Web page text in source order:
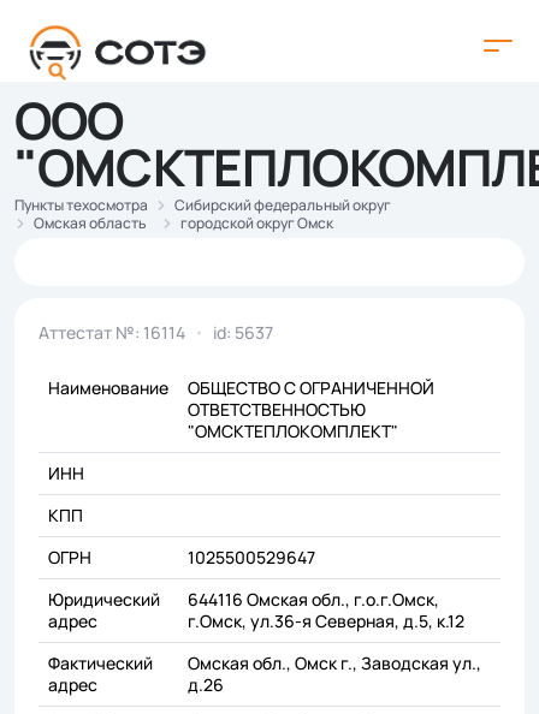
ООО
Пункты техосмотра
Сибирский федеральный округ
Омская область
городской округ Омск
Аттестат №: 16114 id: 5637
Наименование
ОБЩЕСТВО С ОГРАНИЧЕННОЙ
ОТВЕТСТВЕННОСТЬЮ
"ОМСКТЕПЛОКОМПЛЕКТ"
ИНН
КПП
ОГРН
1025500529647
Юридический
адрес
644116 Омская обл., г.о.г.Омск,
г.Омск, ул.36-я Северная, д.5, к.12
Фактический
адрес
Омская обл., Омск г., Заводская ул.,
д.26